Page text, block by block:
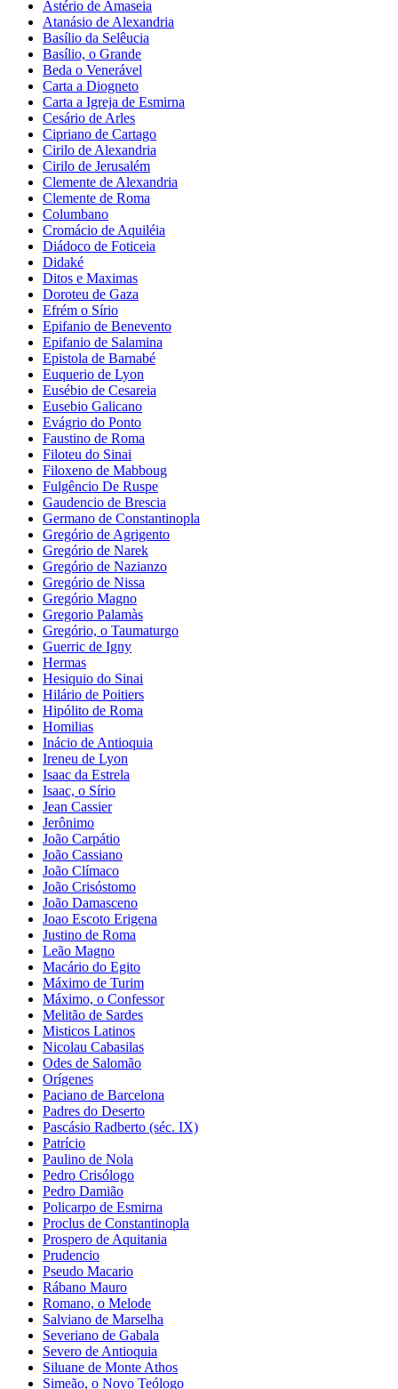
Astério de Amaseia
Atanásio de Alexandria
Basílio da Selêucia
Basílio, o Grande
Beda o Venerável
Carta a Diogneto
Carta a Igreja de Esmirna
Cesário de Arles
Cipriano de Cartago
Cirilo de Alexandria
Cirilo de Jerusalém
Clemente de Alexandria
Clemente de Roma
Columbano
Cromácio de Aquiléia
Diádoco de Foticeia
Didaké
Ditos e Maximas
Doroteu de Gaza
Efrém o Sírio
Epifanio de Benevento
Epifanio de Salamina
Epistola de Barnabé
Euquerio de Lyon
Eusébio de Cesareia
Eusebio Galicano
Evágrio do Ponto
Faustino de Roma
Filoteu do Sinai
Filoxeno de Mabboug
Fulgêncio De Ruspe
Gaudencio de Brescia
Germano de Constantinopla
Gregório de Agrigento
Gregório de Narek
Gregório de Nazianzo
Gregório de Nissa
Gregório Magno
Gregorio Palamàs
Gregório, o Taumaturgo
Guerric de Igny
Hermas
Hesiquio do Sinai
Hilário de Poitiers
Hipólito de Roma
Homilias
Inácio de Antioquia
Ireneu de Lyon
Isaac da Estrela
Isaac, o Sírio
Jean Cassier
Jerônimo
João Carpátio
João Cassiano
João Clímaco
João Crisóstomo
João Damasceno
Joao Escoto Erigena
Justino de Roma
Leão Magno
Macário do Egito
Máximo de Turim
Máximo, o Confessor
Melitão de Sardes
Misticos Latinos
Nicolau Cabasilas
Odes de Salomão
Orígenes
Paciano de Barcelona
Padres do Deserto
Pascásio Radberto (séc. IX)
Patrício
Paulino de Nola
Pedro Crisólogo
Pedro Damião
Policarpo de Esmirna
Proclus de Constantinopla
Prospero de Aquitania
Prudencio
Pseudo Macario
Rábano Mauro
Romano, o Melode
Salviano de Marselha
Severiano de Gabala
Severo de Antioquia
Siluane de Monte Athos
Simeão, o Novo Teólogo